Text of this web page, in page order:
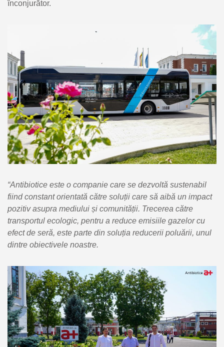
înconjurător.
“Antibiotice este o companie care se dezvoltă sustenabil
fiind constant orientată către soluții care să aibă un impact
pozitiv asupra mediului și comunității. Trecerea către
transportul ecologic, pentru a reduce emisiile gazelor cu
efect de seră, este parte din soluția reducerii poluării, unul
dintre obiectivele noastre.